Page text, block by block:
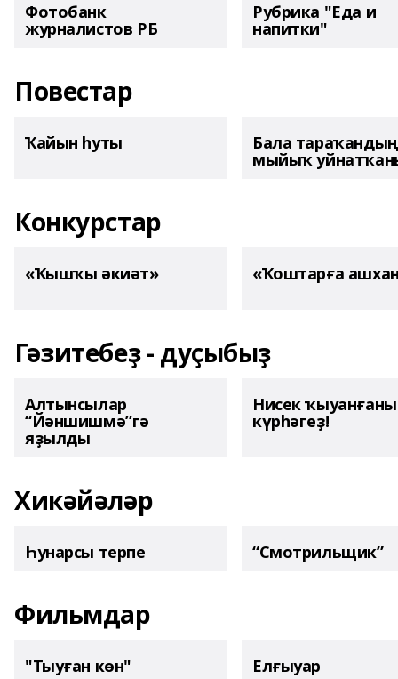
Фотобанк
журналистов РБ
Рубрика "Еда и
напитки"
Повестар
Ҡайын һуты Бала тараҡандың
мыйыҡ
Конкурстар
«Ҡышҡы әкиәт» «Ҡоштарға
Гәзитебеҙ - дуҫыбыҙ
Алтынсылар
“Йәншишмә”гә
яҙылды
Нисек
күрһәгеҙ!
Хикәйәләр
Һунарсы терпе “Смотрильщик”
Фильмдар
"Тыуған көн" Елғыуар